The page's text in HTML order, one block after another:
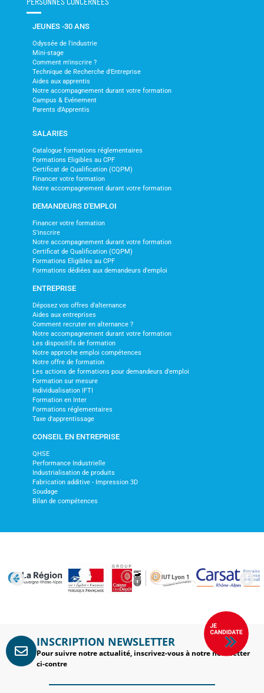
JEUNES -30 ANS
Odyssée de l'industrie
Mini-stage
Comment m'inscrire ?
Technique de Recherche d'Entreprise
Aides aux apprentis
Notre accompagnement durant votre formation
Campus & Evénement
Parents d'Apprentis
SALARIES
Catalogue formations réglementaires
Formations Eligibles au CPF
Certificat de Qualification (CQPM)
Financer votre formation
Notre accompagnement durant votre formation
DEMANDEURS D'EMPLOI
Financer votre formation
S'inscrire
Notre accompagnement durant votre formation
Certificat de Qualification (CQPM)
Formations Eligibles au CPF
Formations dédiées aux demandeurs d'emploi
ENTREPRISE
Déposez vos offres d'alternance
Aides aux entreprises
Comment recruter en alternance ?
Notre accompagnement durant votre formation
Les dispositifs de formation
Notre approche emploi compétences
Notre offre de formation
Les actions de formations pour demandeurs d'emploi
Formation sur mesure
Individualisation IFTI
Formation en Inter
Formations réglementaires
Taxe d'apprentissage
CONSEIL EN ENTREPRISE
QHSE
Performance Industrielle
Industrialisation de produits
Fabrication additive - Impression 3D
Soudage
Bilan de compétences
INSCRIPTION NEWSLETTER
Pour suivre notre actualité, inscrivez-vous à notre newsletter
ci-contre